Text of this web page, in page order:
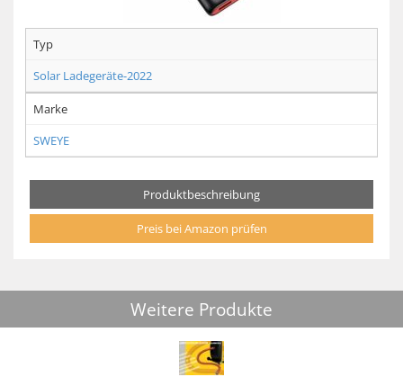
Typ
Solar Ladegeräte-2022
Marke
SWEYE
Produktbeschreibung
Preis bei Amazon prüfen
Weitere Produkte